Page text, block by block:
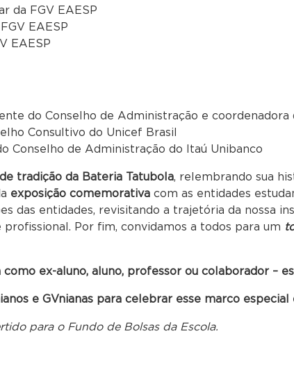
da FGV EAESP
EAESP
EAESP
do Conselho de Administração e
Consultivo do Unicef Brasil
Conselho de Administração do Itaú Unibanco
tradição da Bateria Tatubola, relembrando sua
exposição comemorativa com as entidades
das entidades, revisitando a trajetória da nossa
Por fim, convidamos a todos para um
ex-aluno, aluno, professor ou colaborador –
e GVnianas para celebrar esse marco especial
para o Fundo de Bolsas da Escola.